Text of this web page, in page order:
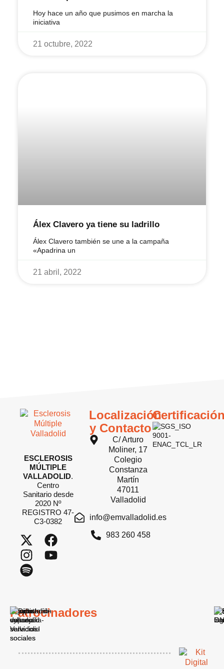
Hoy hace un año que pusimos en marcha la
iniciativa
21 octubre, 2022
Álex Clavero ya tiene su ladrillo
Álex Clavero también se une a la campaña
«Apadrina un
21 abril, 2022
ESCLEROSIS
MÚLTIPLE
VALLADOLID.
Centro
Sanitario desde
2020 Nº
REGISTRO 47-
C3-0382
Localización
y Contacto
C/ Arturo
Moliner, 17
Colegio
Constanza
Martín
47011
Valladolid
info@emvalladolid.es
983 260 458
Patrocinadores